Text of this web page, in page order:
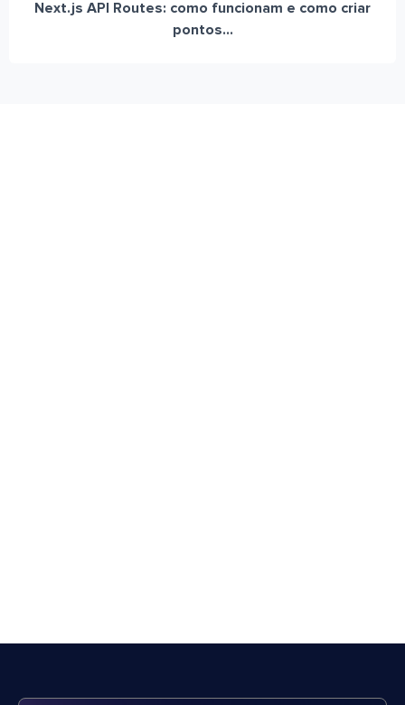
Next.js API Routes: como funcionam e como criar
pontos...